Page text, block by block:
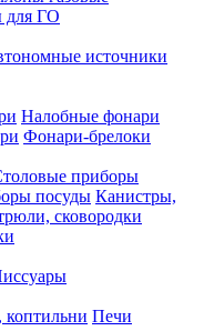
для ГО
источники
Налобные фонари
Фонари-брелоки
приборы
посуды Канистры,
сковородки
Печи